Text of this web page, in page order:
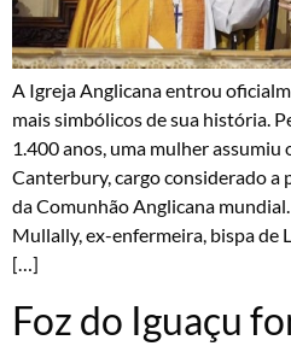
A Igreja Anglicana entrou
mais simbólicos de sua história.
1.400 anos, uma mulher assumiu
Canterbury, cargo considerado
da Comunhão Anglicana
Mullally, ex-enfermeira, bispa de
[…]
Foz do Iguaçu